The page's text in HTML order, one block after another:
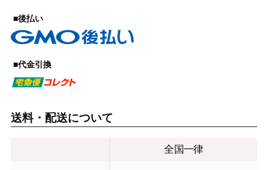
■後払い
■代金引換
送料・配送について
全国一律